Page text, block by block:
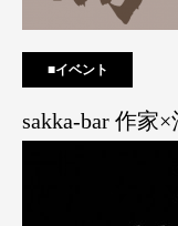
■イベント
sakka-bar 作家